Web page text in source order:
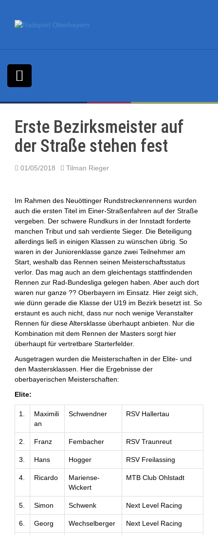
Erste Bezirksmeister auf
der Straße stehen fest
01/05/2018 Tilman Rieger
Im Rahmen des Neuöttinger Rundstreckenrennens wurden
auch die ersten Titel im Einer-Straßenfahren auf der Straße
vergeben. Der schwere Rundkurs in der Innstadt forderte
manchen Tribut und sah verdiente Sieger. Die Beteiligung
allerdings ließ in einigen Klassen zu wünschen übrig. So
waren in der Juniorenklasse ganze zwei Teilnehmer am
Start, weshalb das Rennen seinen Meisterschaftsstatus
verlor. Das mag auch an dem gleichentags stattfindenden
Rennen zur Rad-Bundesliga gelegen haben. Aber auch dort
waren nur ganze ?? Oberbayern im Einsatz. Hier zeigt sich,
wie dünn gerade die Klasse der U19 im Bezirk besetzt ist. So
erstaunt es auch nicht, dass nur noch wenige Veranstalter
Rennen für diese Altersklasse überhaupt anbieten. Nur die
Kombination mit dem Rennen der Masters sorgt hier
überhaupt für vertretbare Starterfelder.
Ausgetragen wurden die Meisterschaften in der Elite- und
den Mastersklassen. Hier die Ergebnisse der
oberbayerischen Meisterschaften:
Elite:
1.
Maximili
an
Schwendner RSV Hallertau
2. Franz Fembacher RSV Traunreut
3. Hans Hogger RSV Freilassing
4. Ricardo
Mariense-
Wickert
MTB Club Ohlstadt
5. Simon Schwenk Next Level Racing
6. Georg Wechselberger Next Level Racing